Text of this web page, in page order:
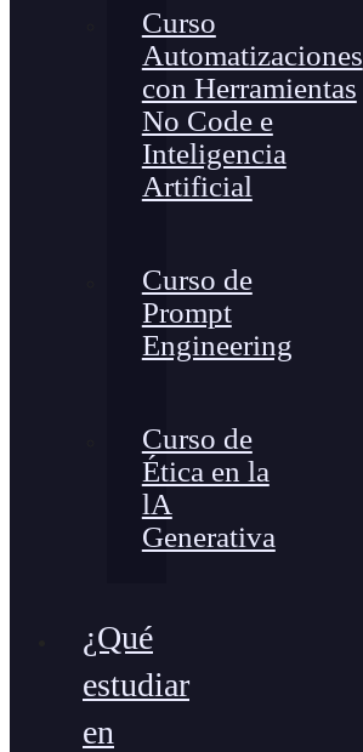
Curso
Automatizaciones
con Herramientas
No Code e
Inteligencia
Artificial
Curso de
Prompt
Engineering
Curso de
Ética en la
lA
Generativa
¿Qué
estudiar
en